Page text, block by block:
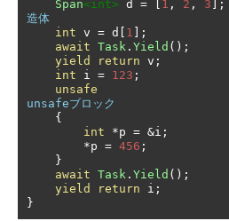
Span<int> d = 1 , 2 , 3 ];
造体
int v = d 1 ];
await Task . Yield ();
yield
return v ;
int i = 123 ;
unsafe
unsafeブロック
{
int
*p = &i ;
*p = 456 ;
}
await Task . Yield ();
yield
return i ;
}